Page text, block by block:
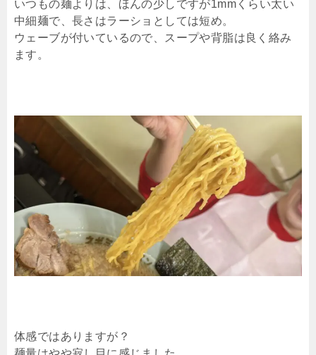
いつもの麺よりは、ほんの少しですが1mmくらい太い
中細麺で、長さはラーショとしては短め。
ウェーブが付いているので、スープや背脂は良く絡み
ます。
体感ではありますが？